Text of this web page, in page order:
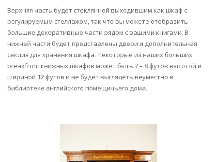
Верхняя часть будет стеклянной выходившим как шкаф с
регулируемым стеллажом, так что вы можете отобразить
большие декоративные части рядом с вашими книгами. В
нижней части будет представлены двери и дополнительная
секция для хранения шкафа. Некоторые из наших больших
breakfront книжных шкафов может быть 7 – 8 футов высотой и
шириной 12 футов и не будет выглядеть неуместно в
библиотеке английского помещичьего дома.